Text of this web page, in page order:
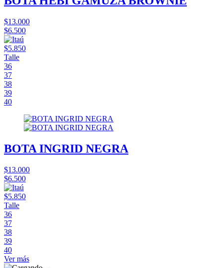
$13.000
$6.500
$5.850
Talle
36
37
38
39
40
BOTA INGRID NEGRA
$13.000
$6.500
$5.850
Talle
36
37
38
39
40
Ver más